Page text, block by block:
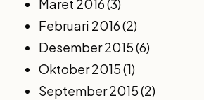
Maret 2016(3)
Februari 2016(2)
Desember 2015(6)
Oktober 2015(1)
September 2015(2)